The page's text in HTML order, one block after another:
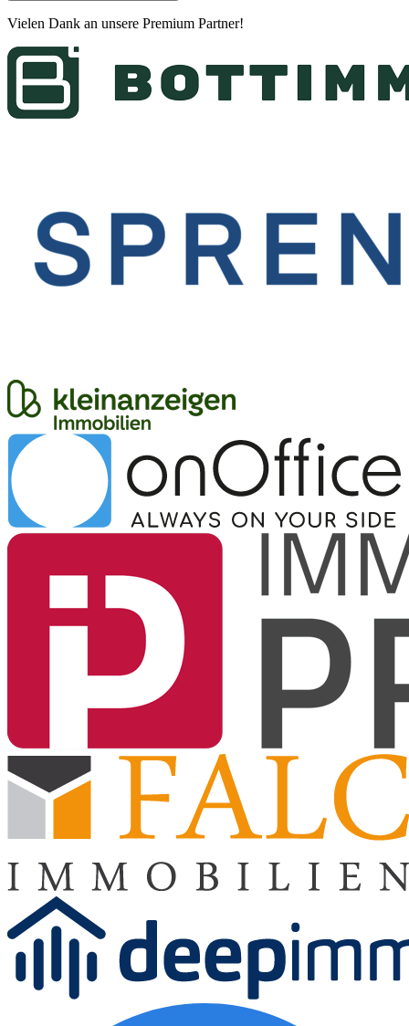
Vielen Dank an unsere Premium Partner!